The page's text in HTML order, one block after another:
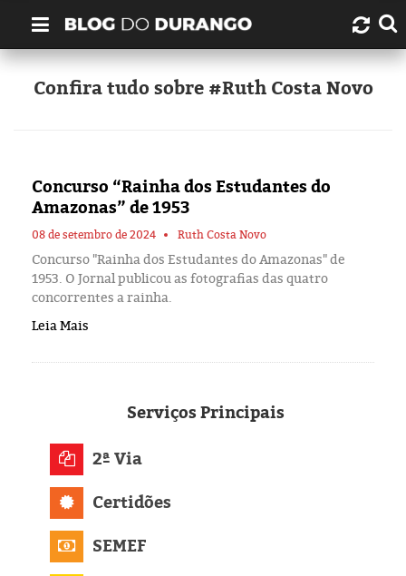
Quem é Durango Duarte?
Artigos
Amazonas
História
Eleições 2024
Política
Confira tudo sobre #Ruth Costa Novo
Concurso “Rainha dos Estudantes do
Amazonas” de 1953
08 de setembro de 2024 Ruth Costa Novo
Concurso "Rainha dos Estudantes do Amazonas" de
1953. O Jornal publicou as fotografias das quatro
concorrentes a rainha.
Leia Mais
ServiçosPrincipais
2ª Via
Certidões
SEMEF